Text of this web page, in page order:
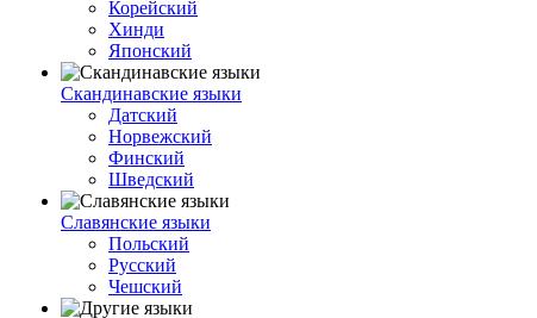
Корейский
Хинди
Японский
Скандинавские языки
Датский
Норвежский
Финский
Шведский
Славянские языки
Польский
Русский
Чешский